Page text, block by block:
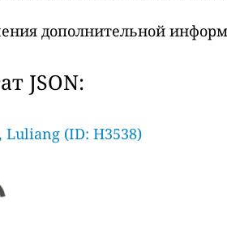
дополнительной
JSON:
Luliang (ID: H3538)